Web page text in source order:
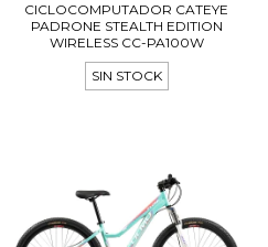
CICLOCOMPUTADOR CATEYE
PADRONE STEALTH EDITION
WIRELESS CC-PA100W
SIN STOCK